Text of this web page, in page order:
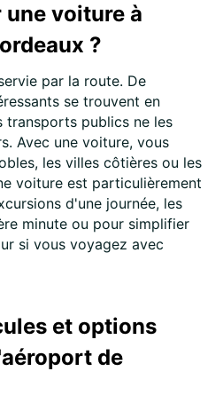
voiture à
?
par la route. De
se trouvent en
transports publics ne les
Avec une voiture, vous
les villes côtières ou les
voiture est particulièrement
d'une journée, les
minute ou pour simplifier
si vous voyagez avec
et options
de